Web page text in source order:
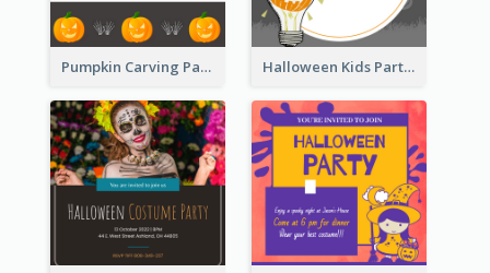
Pumpkin Carving Party Invitation Halloween Kids Party Invitation